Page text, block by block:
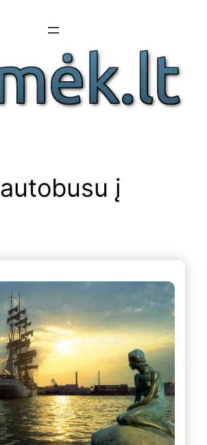
autobusu į